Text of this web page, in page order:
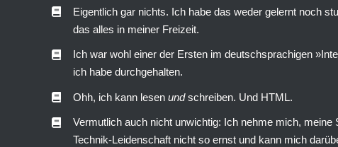
Eigentlich gar nichts. Ich habe das weder gelernt noch
das alles in meiner Freizeit.
Ich war wohl einer der Ersten im deutschsprachigen
ich habe durchgehalten.
Ohh, ich kann lesenundschreiben. Und HTML.
Vermutlich auch nicht unwichtig: Ich nehme mich, meine
Technik-Leidenschaft nicht so ernst und kann mich